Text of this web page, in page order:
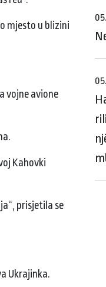
mjesto u blizini
vojne avione
Kahovki
prisjetila se
Ukrajinka.